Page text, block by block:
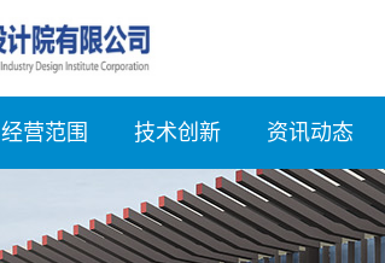
经营范围 技术创新 资讯动态